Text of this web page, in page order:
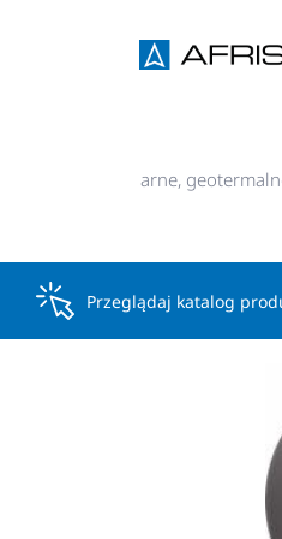
c.o., c.w.u, solarne,
Przeglądaj katalog